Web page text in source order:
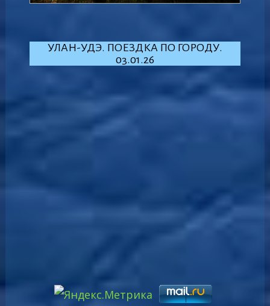
УЛАН-УДЭ. ПОЕЗДКА ПО ГОРОДУ.
03.01.26